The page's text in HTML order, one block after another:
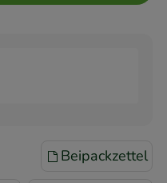
Beipackzettel